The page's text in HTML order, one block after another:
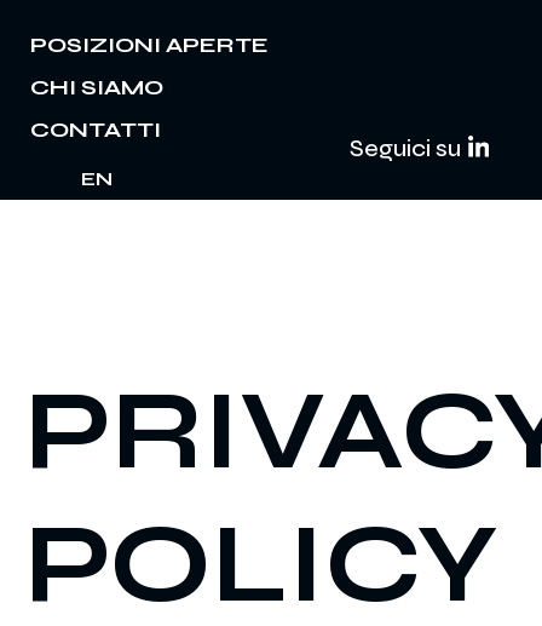
POSIZIONI APERTE
CHI SIAMO
CONTATTI
EN
Seguici su
POLICY